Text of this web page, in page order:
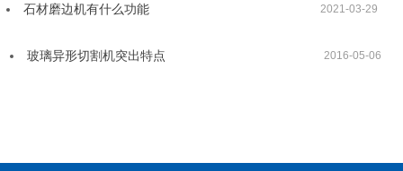
石材磨边机有什么功能 2021-03-29
玻璃异形切割机突出特点 2016-05-06